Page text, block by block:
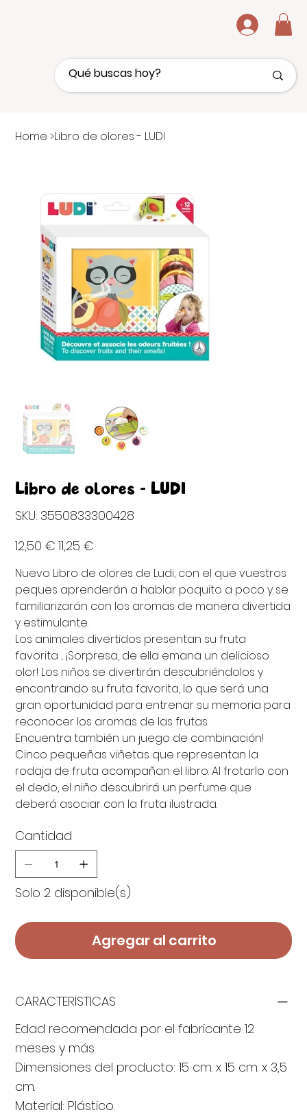
.
Home >Libro de olores - LUDI
Libro de olores - LUDI
SKU: 3550833300428
3550833300428
original
12,50 € 11,25 €
Nuevo Libro de olores de Ludi, con el que vuestros
peques aprenderán a hablar poquito a poco y se
familiarizarán con los aromas de manera divertida
y estimulante.
Los animales divertidos presentan su fruta
favorita ... ¡Sorpresa, de ella emana un delicioso
olor! Los niños se divertirán descubriéndolos y
encontrando su fruta favorita, lo que será una
gran oportunidad para entrenar su memoria para
reconocer los aromas de las frutas.
Encuentra también un juego de combinación!
Cinco pequeñas viñetas que representan la
rodaja de fruta acompañan el libro. Al frotarlo con
el dedo, el niño descubrirá un perfume que
deberá asociar con la fruta ilustrada.
Cantidad
Solo 2 disponible(s)
Agregar al carrito
CARACTERISTICAS
Edad recomendada por el fabricante ‎12
meses y más.
Dimensiones del producto: 15 cm. x 15 cm. x 3,5
cm.
Material: Plástico.